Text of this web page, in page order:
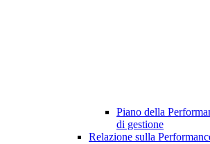
Piano della
di gestione
Relazione sulla